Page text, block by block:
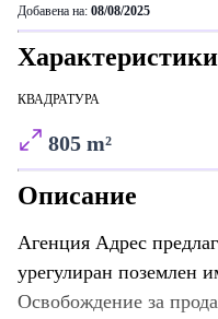
Добавена на: 08/08/2025
Характеристики
КВАДРАТУРА
805 m²
Описание
Агенция Адрес
урегулиран поземлен
Освобождение за